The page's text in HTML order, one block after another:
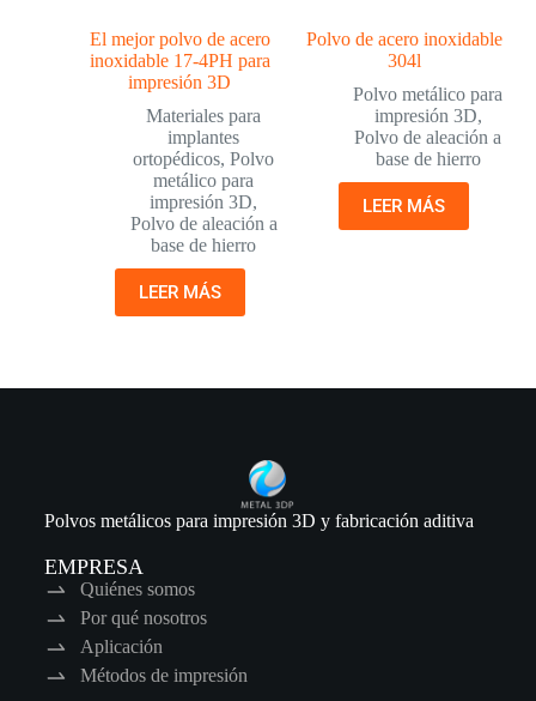
El mejor polvo de acero
inoxidable 17-4PH para
impresión 3D
Materiales para
implantes
ortopédicos,Polvo
metálico para
impresión 3D,
Polvo de aleación a
base de hierro
LEER MÁS
Polvo de acero inoxidable
304l
Polvo metálico para
impresión 3D,
Polvo de aleación a
base de hierro
LEER MÁS
Polvos metálicos para impresión 3D y fabricación aditiva
EMPRESA
Quiénes somos
Por qué nosotros
Aplicación
Métodos de impresión